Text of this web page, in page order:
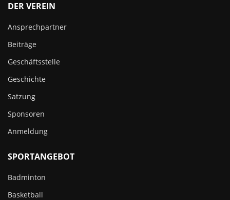
DER VEREIN
Ansprechpartner
Beiträge
Geschäftsstelle
Geschichte
Satzung
Sponsoren
Anmeldung
SPORTANGEBOT
Badminton
Basketball